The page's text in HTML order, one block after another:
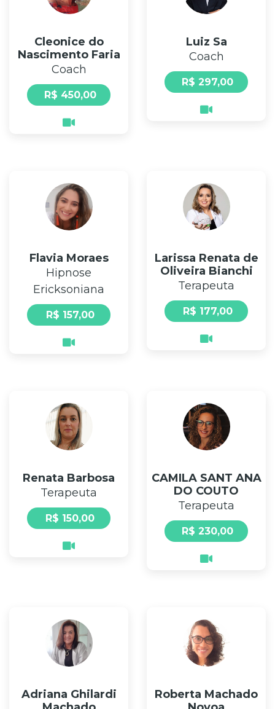
Blog
Cleonice do
Nascimento Faria
Coach
R$ 450,00
Luiz Sa
Coach
R$ 297,00
Flavia Moraes
Hipnose
Ericksoniana
R$ 157,00
Larissa Renata de
Oliveira Bianchi
Terapeuta
R$ 177,00
Renata Barbosa
Terapeuta
R$ 150,00
CAMILA SANT ANA
DO COUTO
Terapeuta
R$ 230,00
Adriana Ghilardi
Roberta Machado